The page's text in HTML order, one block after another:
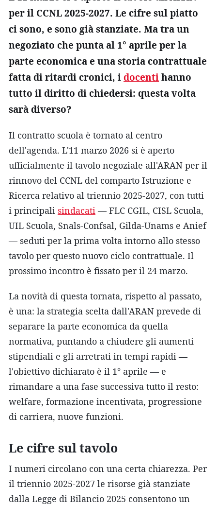
per il CCNL 2025-2027. Le cifre sul piatto
ci sono, e sono già stanziate. Ma tra un
negoziato che punta al 1° aprile per la
parte economica e una storia contrattuale
fatta di ritardi cronici, idocentihanno
tutto il diritto di chiedersi: questa volta
sarà diverso?
Il contratto scuola è tornato al centro
dell'agenda. L'11 marzo 2026 si è aperto
ufficialmente il tavolo negoziale all'ARAN per il
rinnovo del CCNL del comparto Istruzione e
Ricerca relativo al triennio 2025-2027, con tutti
i principali sindacati — FLC CGIL, CISL Scuola,
UIL Scuola, Snals-Confsal, Gilda-Unams e Anief
— seduti per la prima volta intorno allo stesso
tavolo per questo nuovo ciclo contrattuale. Il
prossimo incontro è fissato per il 24 marzo.
La novità di questa tornata, rispetto al passato,
è una: la strategia scelta dall'ARAN prevede di
separare la parte economica da quella
normativa, puntando a chiudere gli aumenti
stipendiali e gli arretrati in tempi rapidi —
l'obiettivo dichiarato è il 1° aprile — e
rimandare a una fase successiva tutto il resto:
welfare, formazione incentivata, progressione
di carriera, nuove funzioni.
Le cifre sul tavolo
I numeri circolano con una certa chiarezza. Per
il triennio 2025-2027 le risorse già stanziate
dalla Legge di Bilancio 2025 consentono un